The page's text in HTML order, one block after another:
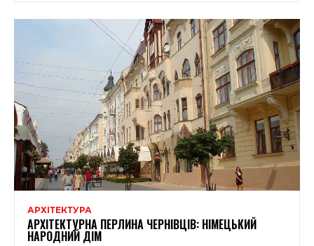
АРХІТЕКТУРА
АРХІТЕКТУРНА ПЕРЛИНА ЧЕРНІВЦІВ: НІМЕЦЬКИЙ
НАРОДНИЙ ДІМ